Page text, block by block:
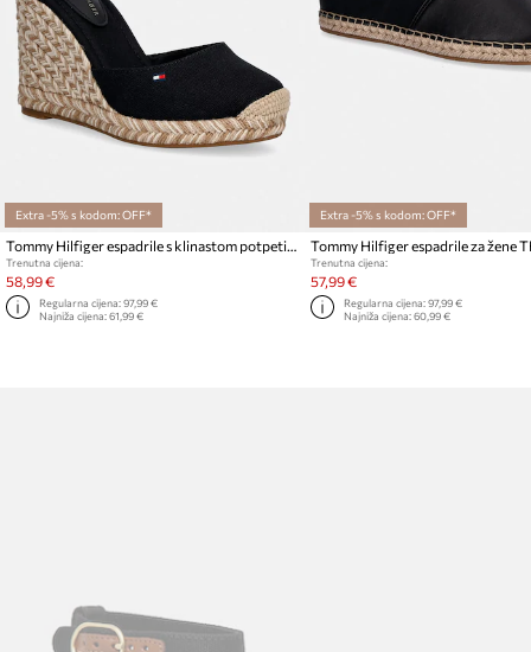
Extra -5% s kodom: OFF*
Tommy Hilfiger espadrile s klinastom potpeticom za žene FLAG HIGH WEDGE ESPAD CLOSED TOE
Trenutna cijena:
58,99 €
Regularna cijena:97,99 €
Najniža cijena:61,99 €
Extra -5% s kodom: OFF*
Trenutna cijena:
57,99 €
Regularna cijena:97,99 €
Najniža cijena:60,99 €